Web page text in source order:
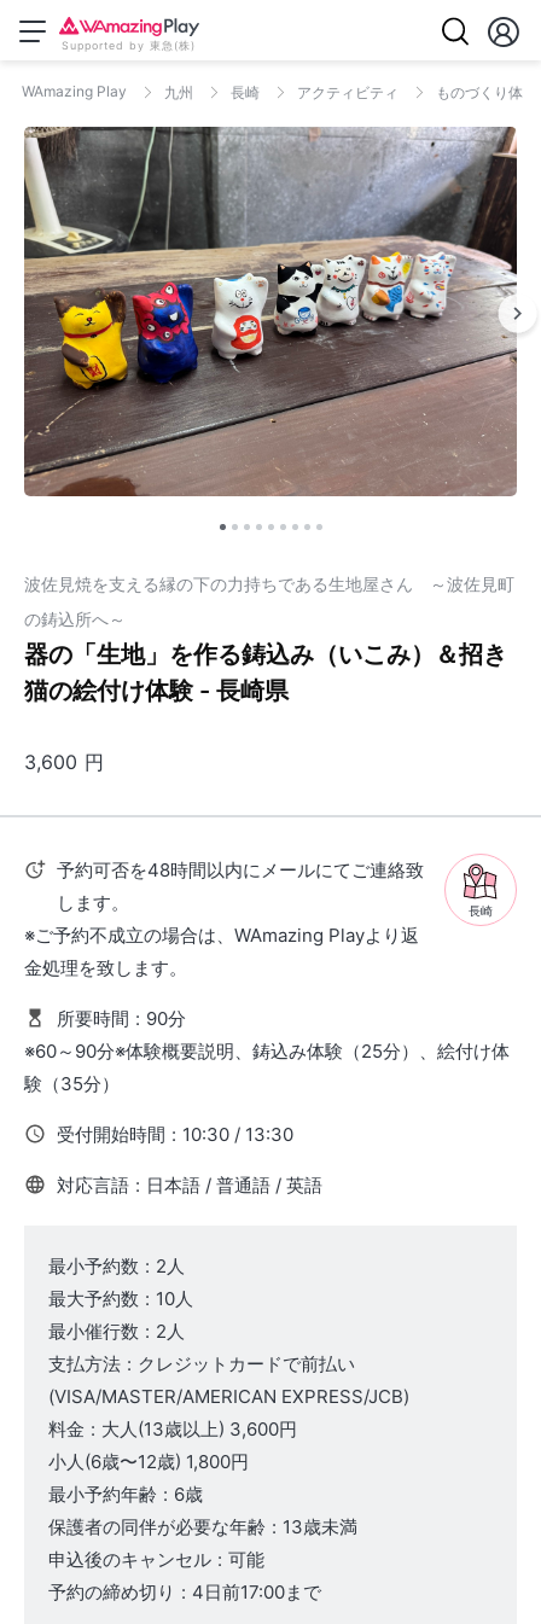
Supported by 東急(株)
WAmazing Play 九州 長崎 アクティビティ ものづくり体験
波佐見焼を支える縁の下の力持ちである生地屋さん ～波佐見町
の鋳込所へ～
器の「生地」を作る鋳込み（いこみ）＆招き
猫の絵付け体験 - 長崎県
3,600 円
長崎
予約可否を48時間以内にメールにてご連絡致
します。
※ご予約不成立の場合は、WAmazing Playより返
金処理を致します。
所要時間 : 90分
※60～90分※体験概要説明、鋳込み体験（25分）、絵付け体
験（35分）
受付開始時間 : 10:30 / 13:30
対応言語 : 日本語 / 普通語 / 英語
最小予約数 : 2人
最大予約数 : 10人
最小催行数 : 2人
支払方法 : クレジットカードで前払い
(VISA/MASTER/AMERICAN EXPRESS/JCB)
料金 : 大人(13歳以上) 3,600円
小人(6歳〜12歳) 1,800円
最小予約年齢 : 6歳
保護者の同伴が必要な年齢 : 13歳未満
申込後のキャンセル : 可能
予約の締め切り : 4日前17:00まで